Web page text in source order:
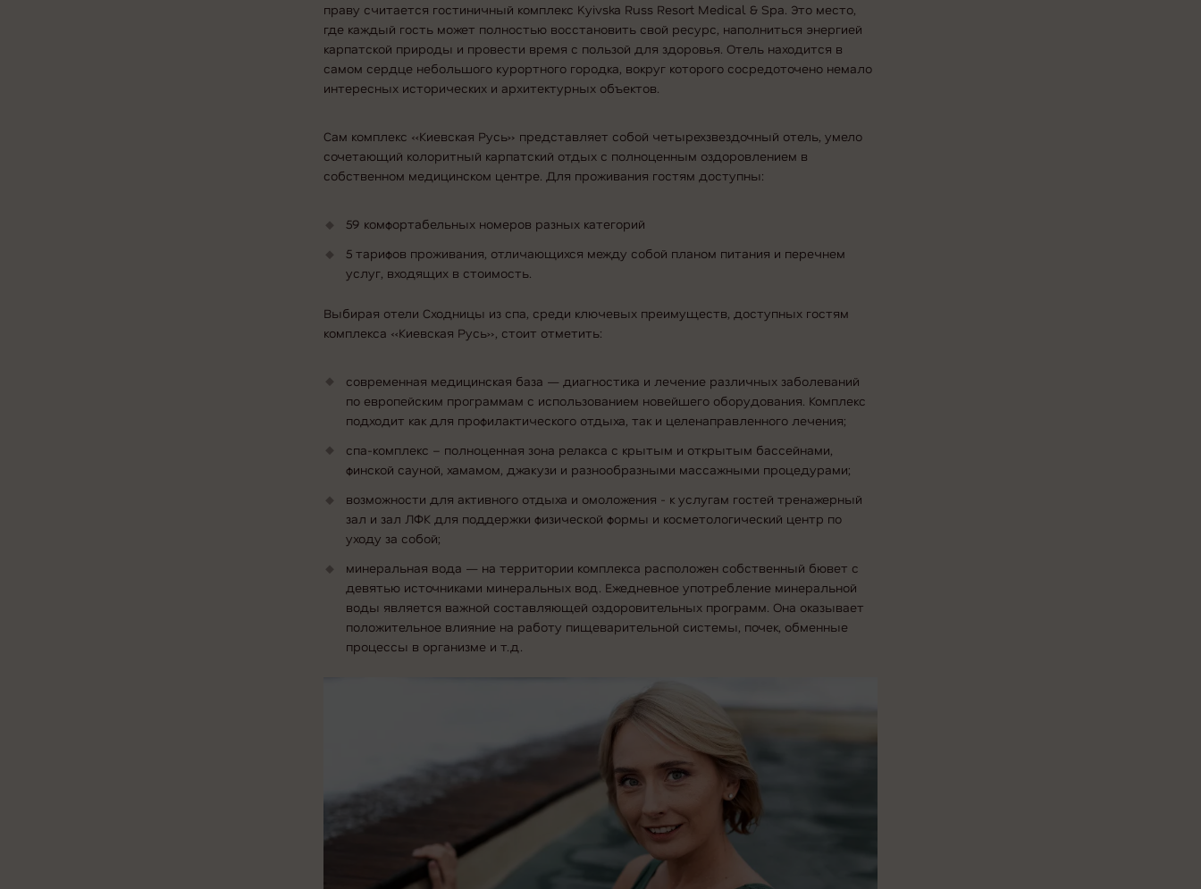
праву считается гостиничный комплекс Kyivska Russ Resort Medical & Spa. Это место,
где каждый гость может полностью восстановить свой ресурс, наполниться энергией
карпатской природы и провести время с пользой для здоровья. Отель находится в
самом сердце небольшого курортного городка, вокруг которого сосредоточено немало
интересных исторических и архитектурных объектов.
Сам комплекс «Киевская Русь» представляет собой четырехзвездочный отель, умело
сочетающий колоритный карпатский отдых с полноценным оздоровлением в
собственном медицинском центре. Для проживания гостям доступны:
59 комфортабельных номеров разных категорий
5 тарифов проживания, отличающихся между собой планом питания и перечнем
услуг, входящих в стоимость.
Выбирая отели Сходницы из спа, среди ключевых преимуществ, доступных гостям
комплекса «Киевская Русь», стоит отметить:
современная медицинская база — диагностика и лечение различных заболеваний
по европейским программам с использованием новейшего оборудования. Комплекс
подходит как для профилактического отдыха, так и целенаправленного лечения;
спа-комплекс – полноценная зона релакса с крытым и открытым бассейнами,
финской сауной, хамамом, джакузи и разнообразными массажными процедурами;
возможности для активного отдыха и омоложения - к услугам гостей тренажерный
зал и зал ЛФК для поддержки физической формы и косметологический центр по
уходу за собой;
минеральная вода — на территории комплекса расположен собственный бювет с
девятью источниками минеральных вод. Ежедневное употребление минеральной
воды является важной составляющей оздоровительных программ. Она оказывает
положительное влияние на работу пищеварительной системы, почек, обменные
процессы в организме и т.д.